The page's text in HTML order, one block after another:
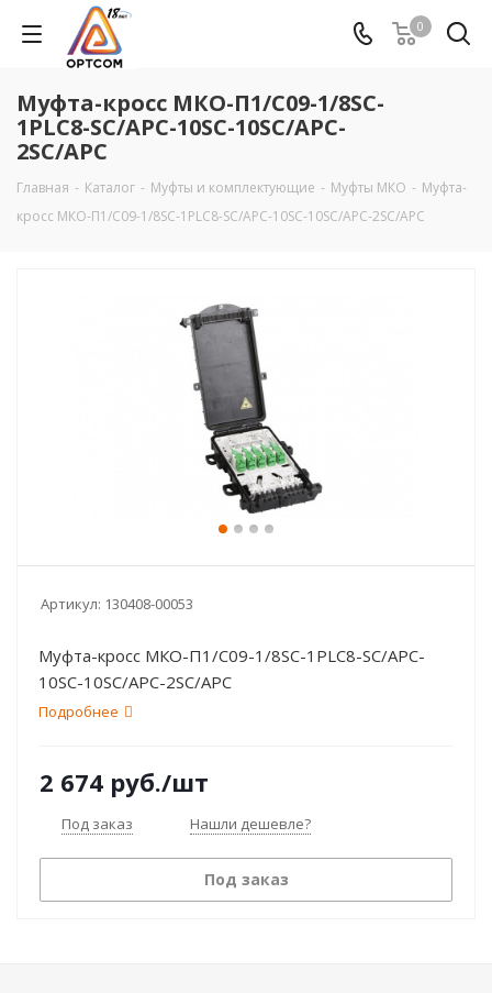
0
Муфта-кросс МКО-П1/С09-1/8SC-
1PLC8-SC/APC-10SC-10SC/APC-
2SC/APC
Главная - Каталог - Муфты и комплектующие - Муфты МКО - Муфта-
кросс МКО-П1/С09-1/8SC-1PLC8-SC/APC-10SC-10SC/APC-2SC/APC
Артикул: 130408-00053
Муфта-кросс МКО-П1/С09-1/8SC-1PLC8-SC/APC-
10SC-10SC/APC-2SC/APC
Подробнее
2 674 руб./шт
Под заказ Нашли дешевле?
Под заказ